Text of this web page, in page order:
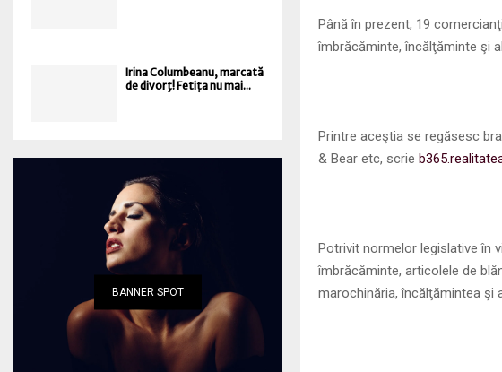
Până în prezent, 19
îmbrăcăminte, încălţăminte şi
Printre aceştia se regăsesc
& Bear etc, scrie
Potrivit normelor legislative în
îmbrăcăminte, articolele de
marochinăria, încălţămintea şi
Irina Columbeanu, marcată
de divorţ! Fetița nu mai...
BANNER SPOT